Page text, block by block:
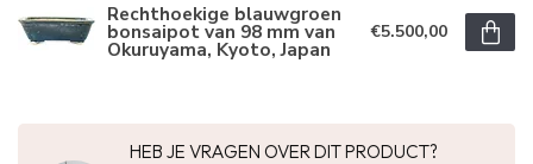
Rechthoekige blauwgroen
bonsaipot van 98 mm van
Okuruyama, Kyoto, Japan
€5.500,00
HEB JE VRAGEN OVER DIT PRODUCT?